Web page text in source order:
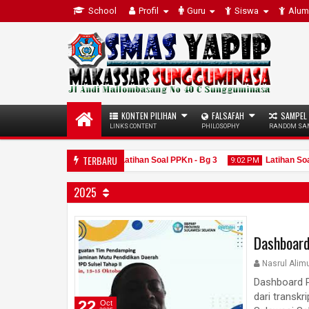
School Profil Guru Siswa
KONTEN PILIHAN
LINKS CONTENT
FALSAFAH
PHILOSOPHY RANDOM
TERBARU
10:01 PM
15 Jun
2025
Latihan Soal PPKn - Bg 3 9:02 PM Latihan Soal
2025
Nasrul
Dashboard
dari
Oct